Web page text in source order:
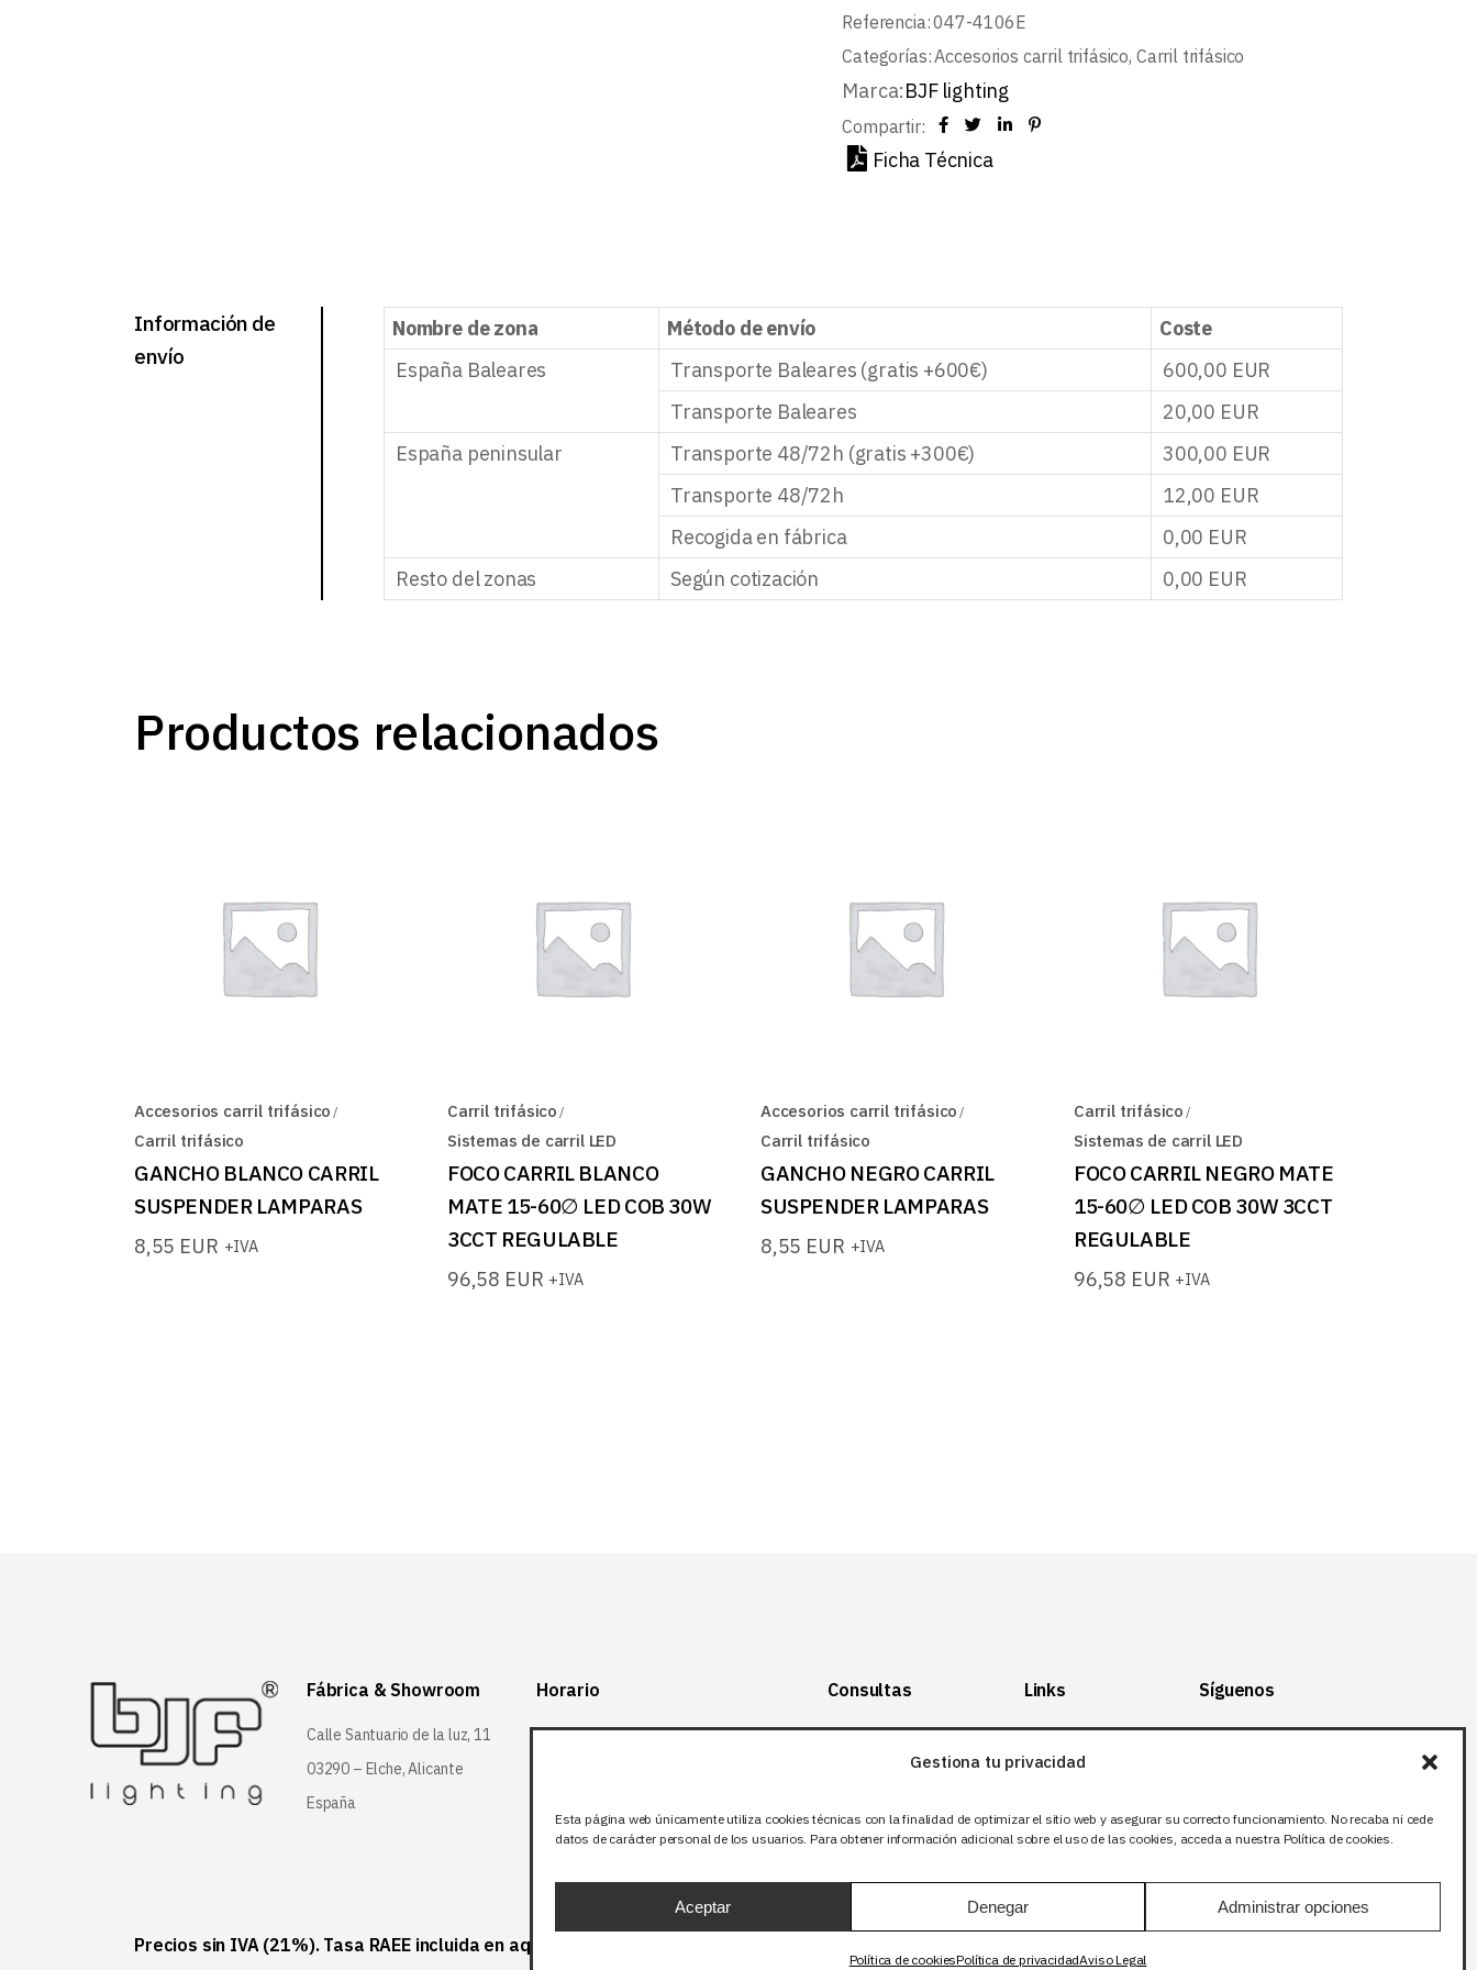
Gestiona tu privacidad
Esta página web únicamente utiliza cookies técnicas con la finalidad de optimizar el sitio web y asegurar su correcto funcionamiento. No recaba ni cede
datos de carácter personal de los usuarios. Para obtener información adicional sobre el uso de las cookies, acceda a nuestra Política de cookies.
Aceptar Denegar Administrar opciones
Política de cookiesPolítica de privacidadAviso Legal
Referencia:047-4106E
Categorías:Accesorios carril trifásico, Carril trifásico
Marca:BJF lighting
Compartir:
Ficha Técnica
Información de
envío
Nombre de zona Método de envío
Coste
España Baleares
Transporte Baleares (gratis +600€) 600,00 EUR
Transporte Baleares
20,00 EUR
España peninsular
Transporte 48/72h (gratis +300€) 300,00 EUR
Transporte 48/72h
12,00 EUR
Recogida en fábrica
0,00 EUR
Resto del zonas
Según cotización 0,00 EUR
Productos relacionados
Accesorios carril trifásico
Carril trifásico
GANCHO BLANCO CARRIL
SUSPENDER LAMPARAS
8,55 EUR +IVA
Carril trifásico
Sistemas de carril LED
FOCO CARRIL BLANCO
MATE 15-60∅ LED COB 30W
3CCT REGULABLE
96,58 EUR +IVA
Accesorios carril trifásico
Carril trifásico
GANCHO NEGRO CARRIL
SUSPENDER LAMPARAS
8,55 EUR +IVA
Carril trifásico
Sistemas de carril LED
FOCO CARRIL NEGRO MATE
15-60∅ LED COB 30W 3CCT
REGULABLE
96,58 EUR +IVA
Fábrica & Showroom
Calle Santuario de la luz, 11
03290 – Elche, Alicante
España
Horario
Lunes-Viernes:
Cerrado
Consultas
+34 966 28 88
12
info@bjflighting.com
Links
Mapa del Sitio
Aviso legal
privacidad
Síguenos
Facebook
LinkedIn
Precios sin IVA (21%). Tasa RAEE incluida en aquellos productos que corresponda.